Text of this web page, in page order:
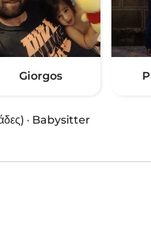
Giorgos
· Babysitter